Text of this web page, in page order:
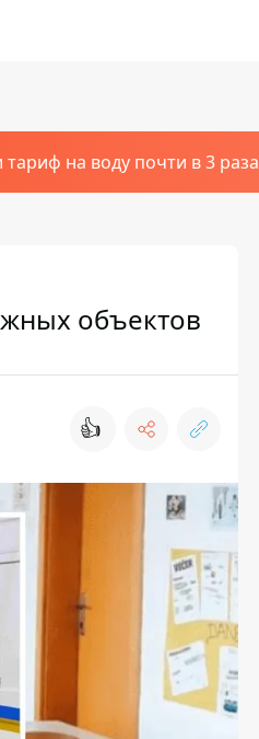
на воду почти в 3 раза
объектов
👍